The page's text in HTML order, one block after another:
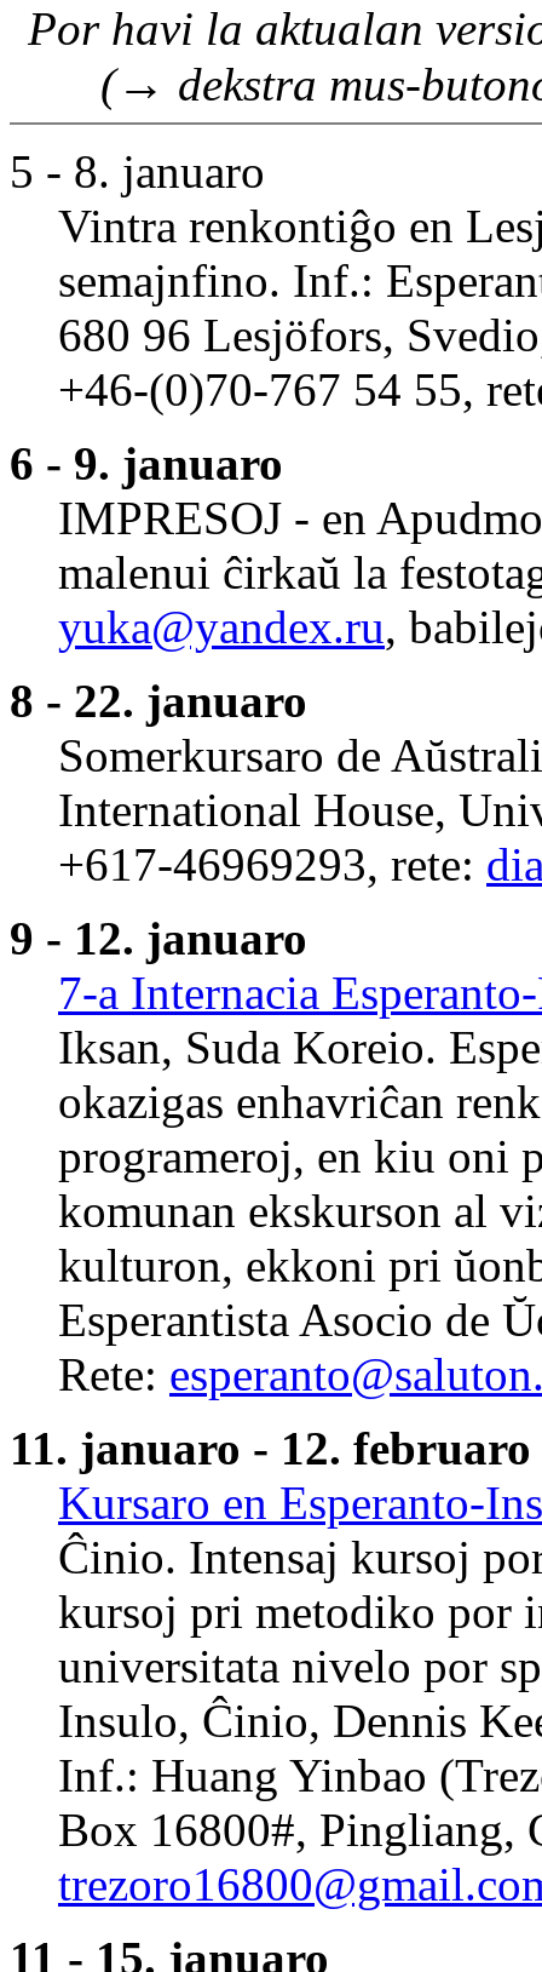
Por havi la aktualan
(→ dekstra mus-
5 - 8. januaro
Vintra renkontiĝo en
semajnfino. Inf.:
680 96 Lesjöfors,
+46-(0)70-767 54 55,
6 - 9. januaro
IMPRESOJ - en
malenui ĉirkaŭ la
yuka@yandex.ru,
8 - 22. januaro
Somerkursaro de
International House,
+617-46969293, rete:
9 - 12. januaro
7-a Internacia
Iksan, Suda Koreio.
okazigas enhavriĉan
programeroj, en kiu oni
komunan ekskurson al
kulturon, ekkoni pri
Esperantista Asocio de
Rete:
11. januaro - 12. februaro
Kursaro en Esperanto-
Ĉinio. Intensaj kursoj
kursoj pri metodiko por
universitata nivelo por
Insulo, Ĉinio, Dennis
Inf.: Huang Yinbao
Box 16800#, Pingliang,
11 - 15. januaro